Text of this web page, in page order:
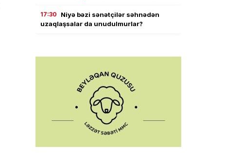
17:30
Niyə bəzi sənətçilər səhnədən
uzaqlaşsalar da unudulmurlar?